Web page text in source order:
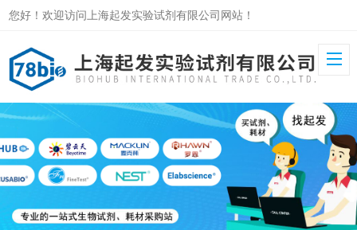
您好！欢迎访问上海起发实验试剂有限公司网站！